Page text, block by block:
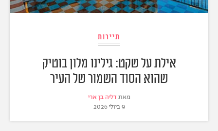
תיירות
אילת על שקט: גילינו מלון בוטיק
שהוא הסוד השמור של העיר
מאת דליה בן ארי
9 ביולי 2026